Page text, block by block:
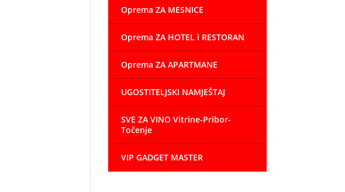
Oprema ZA MESNICE
Oprema ZA HOTEL i RESTORAN
Oprema ZA APARTMANE
UGOSTITELJSKI NAMJEŠTAJ
SVE ZA VINO Vitrine-Pribor-
Točenje
VIP GADGET MASTER